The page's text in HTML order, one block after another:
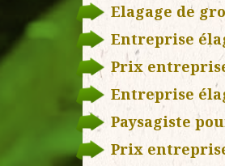
Elagage de
Entreprise
Prix
Entreprise
Paysagiste
Prix